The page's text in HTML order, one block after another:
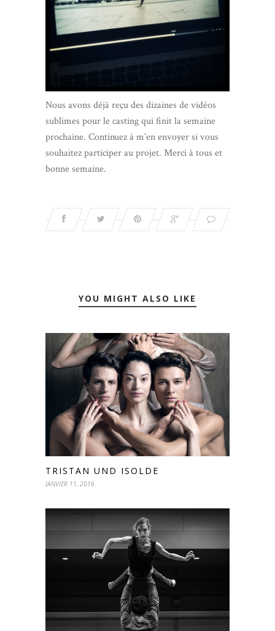
Nous avons déjà reçu des dizaines de vidéos
sublimes pour le casting qui finit la semaine
prochaine. Continuez à m’en envoyer si vous
souhaitez participer au projet. Merci à tous et
bonne semaine.
YOU MIGHT ALSO LIKE
TRISTAN UND ISOLDE
JANVIER 11, 2016